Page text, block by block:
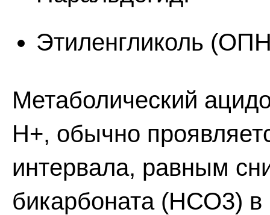
Этиленгликоль
Метаболический
Н+, обычно
интервала, равным
бикарбоната (НСО3)